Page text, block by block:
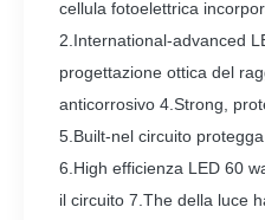
cellula fotoelettrica
2.International-advanced
progettazione ottica del
anticorrosivo 4.Strong,
5.Built-nel circuito
6.High efficienza LED 60
il circuito 7.The della luce